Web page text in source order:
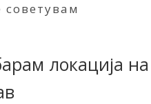
советувам
локација на